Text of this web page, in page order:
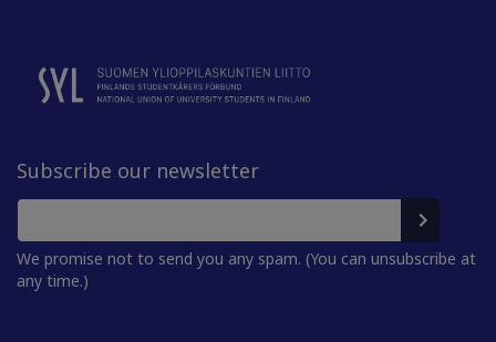
Subscribe our newsletter
We promise not to send you any spam. (You can unsubscribe at
any time.)